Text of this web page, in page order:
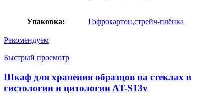
Упаковка: Гофрокартон,стрейч-плёнка
Рекомендуем
Быстрый просмотр
Шкаф для хранения образцов на стеклах в
гистологии и цитологии AT-S13v